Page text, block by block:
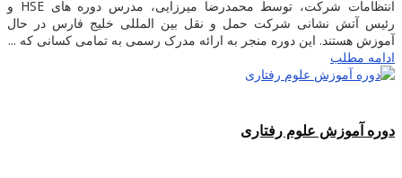
انتظامات شرکت، توسط محمدرضا میرزایی، مدرس دوره های HSE و
رئیس آتش نشانی شرکت حمل و نقل بین المللی خلیج فارس در حال
آموزش هستند. این دوره منجر به ارائه مدرک رسمی به تمامی کسانی که ...
ادامه مطلب
دوره آموزش علوم رفتاری